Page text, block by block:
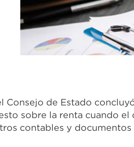
de Estado
sobre la renta cuando
contables y